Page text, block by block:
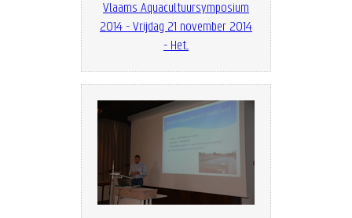
Vlaams Aquacultuursymposium
2014 - Vrijdag 21 november 2014
- Het...